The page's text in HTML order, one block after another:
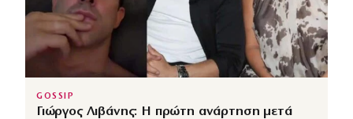
GOSSIP
Γιώργος Λιβάνης: Η πρώτη ανάρτηση μετά